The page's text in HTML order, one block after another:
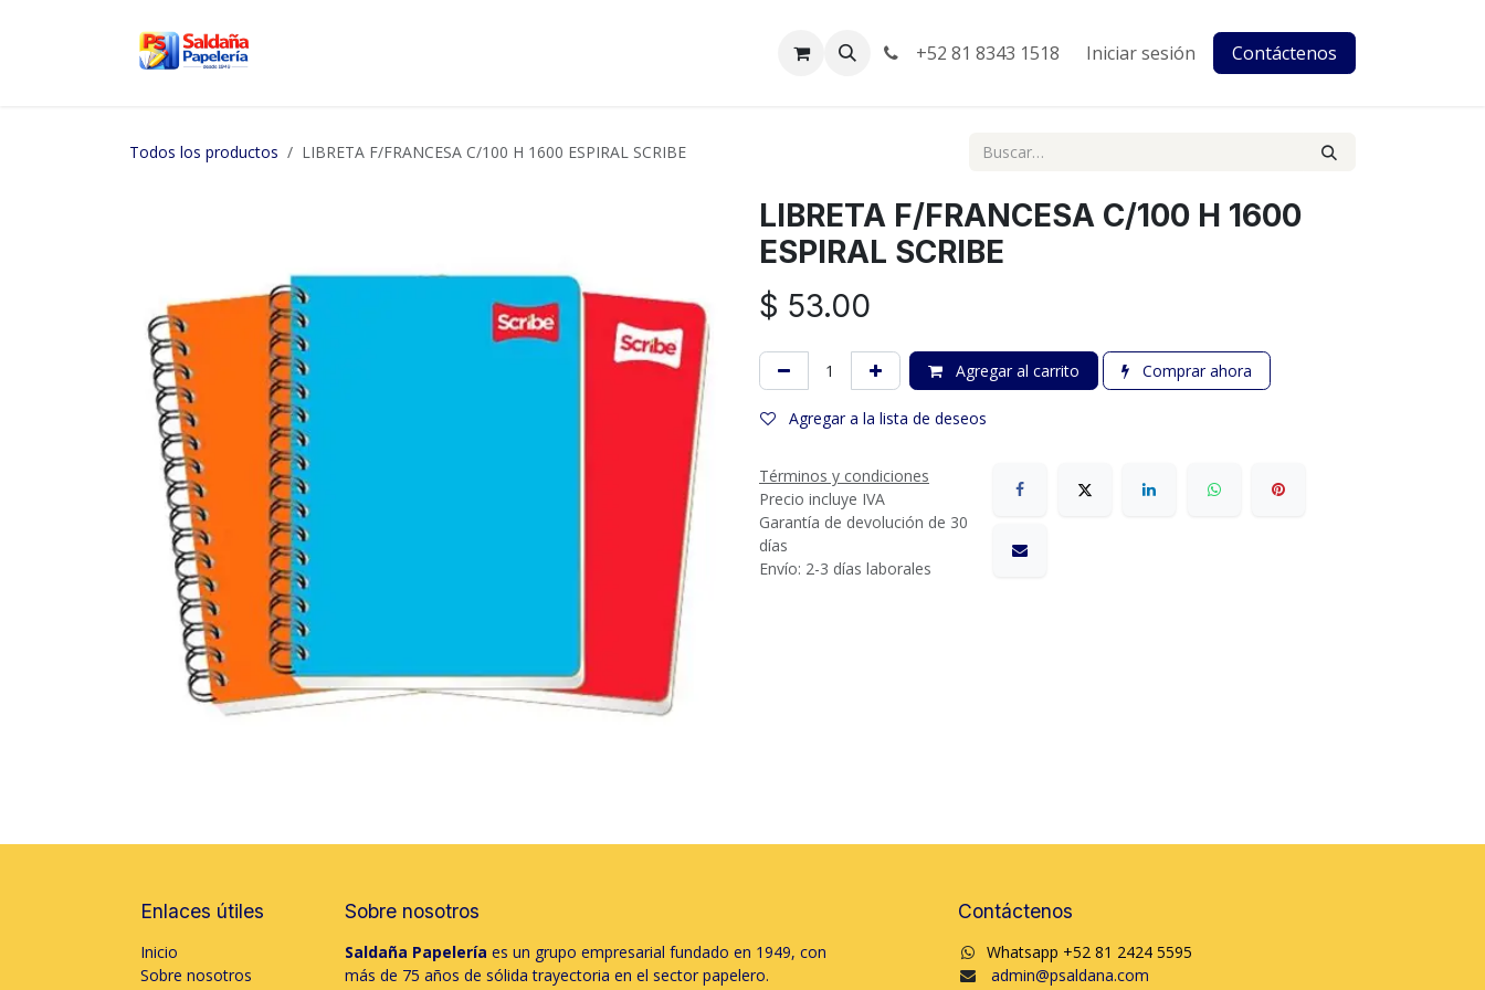
+52 81 8343 1518 Iniciar sesión Contáctenos
Todos los productos LIBRETA F/FRANCESA C/100 H 1600 ESPIRAL SCRIBE
LIBRETA F/FRANCESA C/100 H 1600
ESPIRAL SCRIBE
$ 53.00
Agregar al carrito Comprar ahora
Agregar a la lista de deseos
Términos y condiciones
Precio incluye IVA
Garantía de devolución de 30
días
Envío: 2-3 días laborales
Enlaces útiles
Inicio
Sobre nosotros
Sobre nosotros
Saldaña Papelería es un grupo empresarial fundado en 1949, con
más de 75 años de sólida trayectoria en el sector papelero.
Contáctenos
Whatsapp +52 81 2424 5595
admin@psaldana.com